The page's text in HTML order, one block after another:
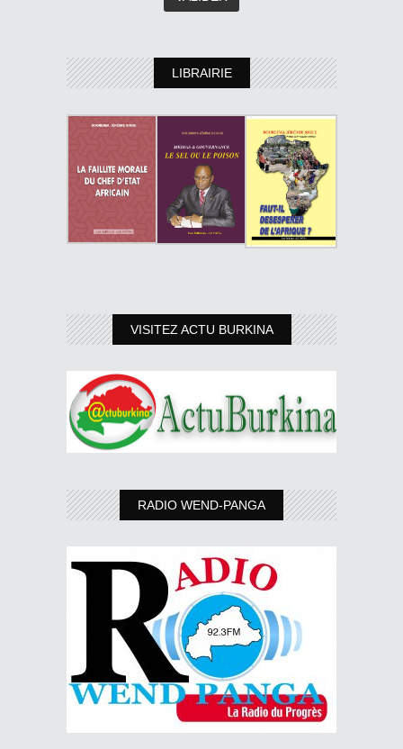
LIBRAIRIE
VISITEZ ACTU BURKINA
RADIO WEND-PANGA